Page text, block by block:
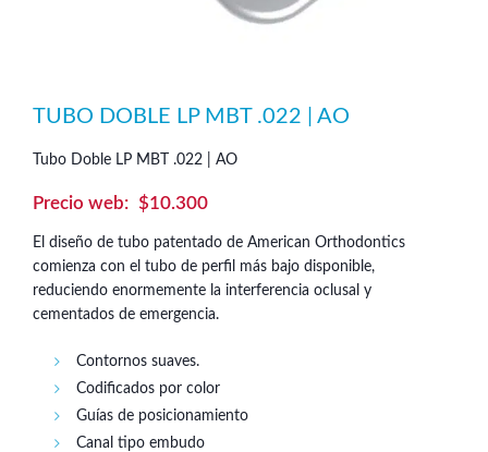
TUBO DOBLE LP MBT .022 | AO
Tubo Doble LP MBT .022 | AO
$10.300
El diseño de tubo patentado de American Orthodontics
comienza con el tubo de perfil más bajo disponible,
reduciendo enormemente la interferencia oclusal y
cementados de emergencia.
Contornos suaves.
Codificados por color
Guías de posicionamiento
Canal tipo embudo